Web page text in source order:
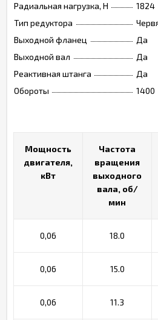
Радиальная нагрузка, Н
1824
Тип редуктора
Выходной фланец
Да
Выходной вал
Да
Реактивная штанга
Да
Обороты
1400
Мощность
двигателя,
кВт
Частота
вращения
выходного
вала, об/
мин
0,06 18.0
0,06 15.0
0,06 11.3
Мощность
двигателя,
кВт
Частота
вращения
выходного
вала, об/
мин